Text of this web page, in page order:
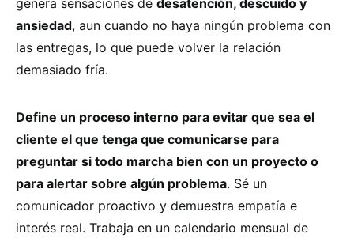
genera sensaciones de desatención, descuido y
ansiedad, aun cuando no haya ningún problema con
las entregas, lo que puede volver la relación
demasiado fría.
Define un proceso interno para evitar que sea el
cliente el que tenga que comunicarse para
preguntar si todo marcha bien con un proyecto o
para alertar sobre algún problema. Sé un
comunicador proactivo y demuestra empatía e
interés real. Trabaja en un calendario mensual de